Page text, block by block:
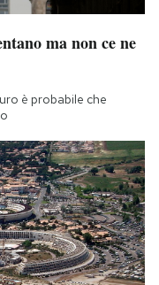
ma non ce ne
è probabile che